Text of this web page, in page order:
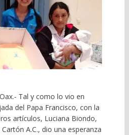
Tal y como lo vio en
del Papa Francisco, con la
artículos, Luciana Biondo,
A.C., dio una esperanza